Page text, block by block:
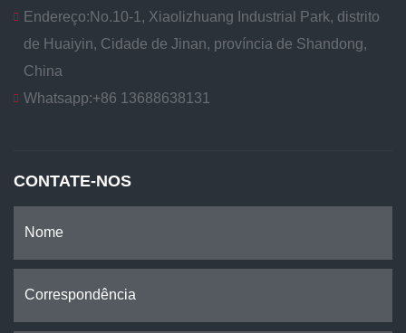
Endereço:No.10-1, Xiaolizhuang Industrial Park, distrito
de Huaiyin, Cidade de Jinan, província de Shandong,
China
Whatsapp:+86 13688638131
CONTATE-NOS